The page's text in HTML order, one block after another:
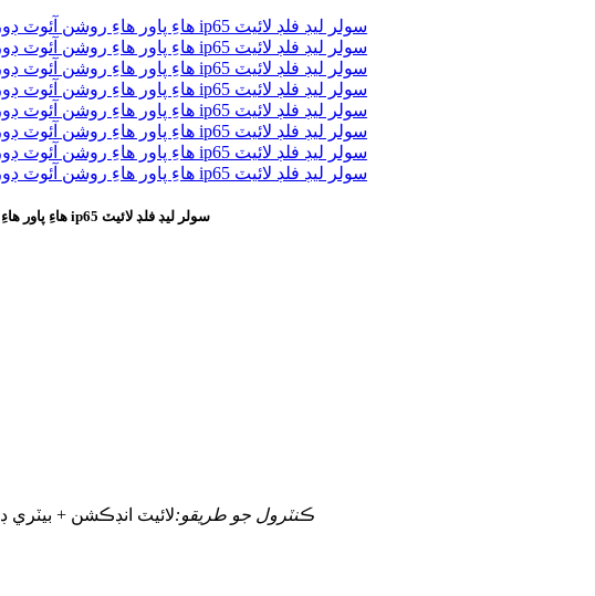
100W 200W 300W 400W هاءِ پاور هاءِ روشن آئوٽ ڊور ip65 سولر ليڊ فلڊ لائيٽ
ڪنٽرول جو طريقو:لائيٽ انڊڪشن +